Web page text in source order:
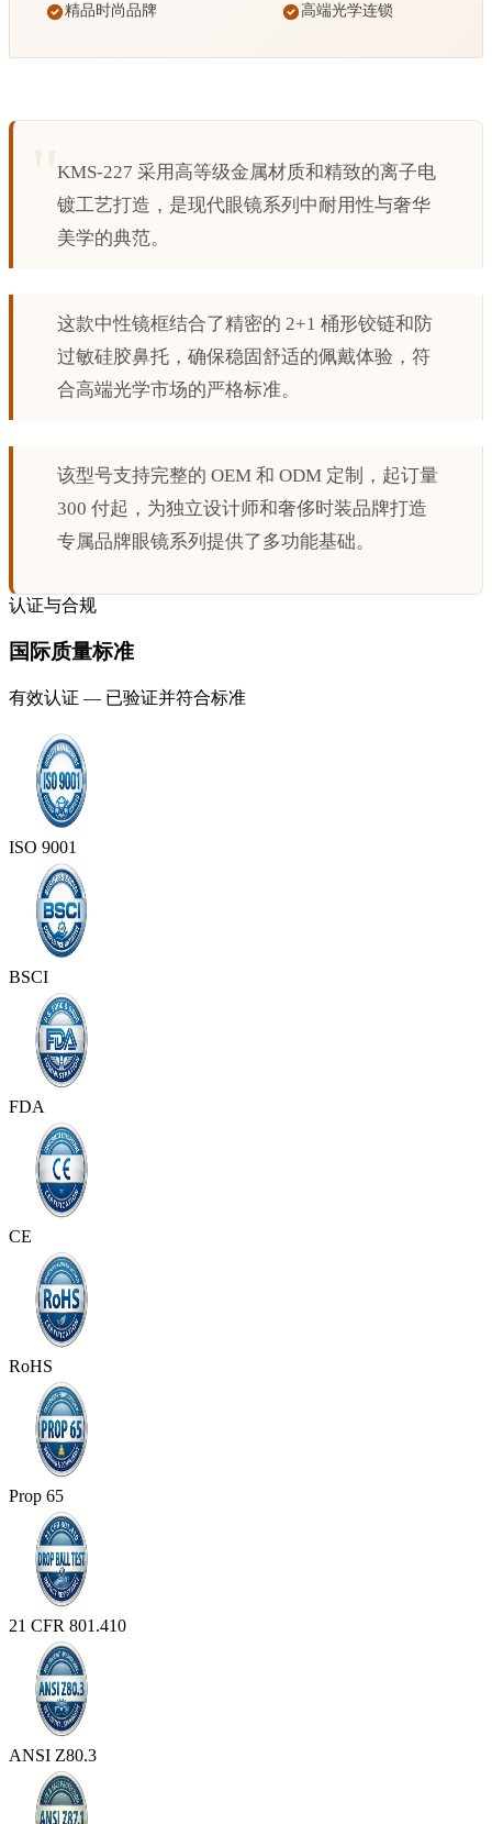
精品时尚品牌 高端光学连锁
KMS-227 采用高等级金属材质和精致的离子电
镀工艺打造，是现代眼镜系列中耐用性与奢华
美学的典范。
这款中性镜框结合了精密的 2+1 桶形铰链和防
过敏硅胶鼻托，确保稳固舒适的佩戴体验，符
合高端光学市场的严格标准。
该型号支持完整的 OEM 和 ODM 定制，起订量
300 付起，为独立设计师和奢侈时装品牌打造
专属品牌眼镜系列提供了多功能基础。
认证与合规
国际质量标准
有效认证 — 已验证并符合标准
ISO 9001
BSCI
FDA
CE
RoHS
Prop 65
21 CFR 801.410
ANSI Z80.3